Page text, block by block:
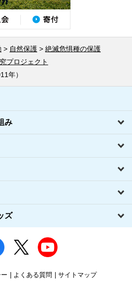
自然保護
絶滅危惧種の保護
プロジェクト
年）
み
ズ
よくある質問 サイトマップ